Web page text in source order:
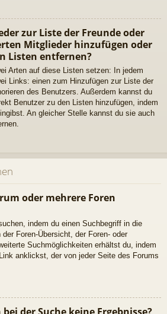
zur Liste der Freunde oder
Mitglieder hinzufügen oder
Listen entfernen?
Arten auf diese Listen setzen: In jedem
Links: einen zum Hinzufügen zur Liste der
des Benutzers. Außerdem kannst du
Benutzer zu den Listen hinzufügen, indem
An gleicher Stelle kannst du sie auch
oder mehrere Foren
indem du einen Suchbegriff in die
Foren-Übersicht, der Foren- oder
Suchmöglichkeiten erhältst du, indem
anklickst, der von jeder Seite des Forums